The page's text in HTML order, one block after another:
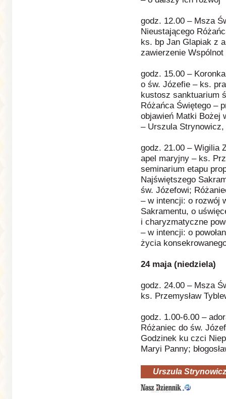
godz. 12.00 – Msza
Nieustającego
ks. bp Jan Glapiak z
zawierzenie
godz. 15.00 –
o św. Józefie – ks.
kustosz sanktuarium
Różańca Świętego –
objawień Matki Bożej
– Urszula
godz. 21.00 – Wigilia
apel maryjny – ks.
seminarium etapu
Najświętszego
św. Józefowi;
– w intencji: o rozwój
Sakramentu, o
i charyzmatyczne
– w intencji: o
życia
24 maja (niedziela)
godz. 24.00 – Msza
ks. Przemysław
godz. 1.00-6.00 –
Różaniec do św.
Godzinek ku czci
Maryi Panny;
Urszula Strynowicz